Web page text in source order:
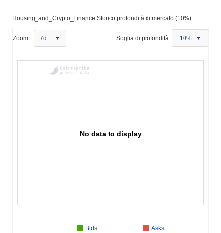
Housing_and_Crypto_Finance Storico profondità di mercato (10%):
Zoom: 7d Soglia di profondità: 10%
No data to display
Bids
Asks